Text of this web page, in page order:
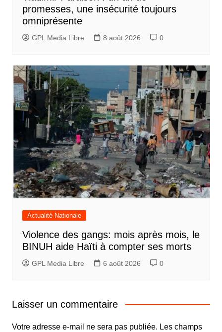
promesses, une insécurité toujours
omniprésente
GPL Media Libre 8 août 2026 0
Actualité Nationale
Violence des gangs: mois après mois, le
BINUH aide Haïti à compter ses morts
GPL Media Libre 6 août 2026 0
Laisser un commentaire
Votre adresse e-mail ne sera pas publiée. Les champs